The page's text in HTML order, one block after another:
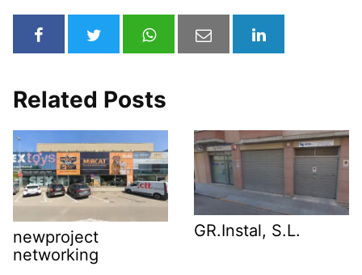
Related Posts
newproject
networking
GR.Instal, S.L.